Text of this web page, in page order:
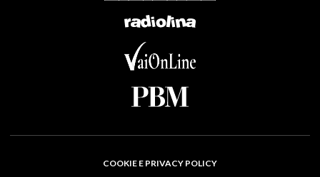
COOKIE E PRIVACY POLICY